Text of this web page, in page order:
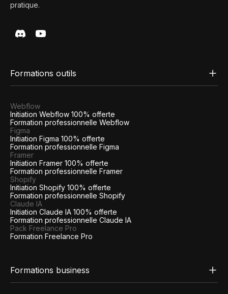
pratique.
Formations outils
Webflow
Initiation Webflow 100% offerte
Formation professionnelle Webflow
Figma
Initiation Figma 100% offerte
Formation professionnelle Figma
Framer
Initiation Framer 100% offerte
Formation professionnelle Framer
Shopify
Initiation Shopify 100% offerte
Formation professionnelle Shopify
Claude IA
Initiation Claude IA 100% offerte
Formation professionnelle Claude IA
Pack Freelance Pro
Formation Freelance Pro
Formations business